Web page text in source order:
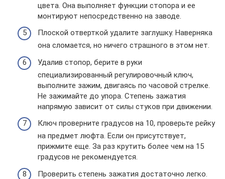
цвета. Она выполняет функции стопора и ее
монтируют непосредственно на заводе.
Плоской отверткой удалите заглушку. Наверняка
она сломается, но ничего страшного в этом нет.
Удалив стопор, берите в руки
специализированный регулировочный ключ,
выполните зажим, двигаясь по часовой стрелке.
Не зажимайте до упора. Степень зажатия
напрямую зависит от силы стуков при движении.
Ключ проверните градусов на 10, проверьте рейку
на предмет люфта. Если он присутствует,
прижмите еще. За раз крутить более чем на 15
градусов не рекомендуется.
Проверить степень зажатия достаточно легко.